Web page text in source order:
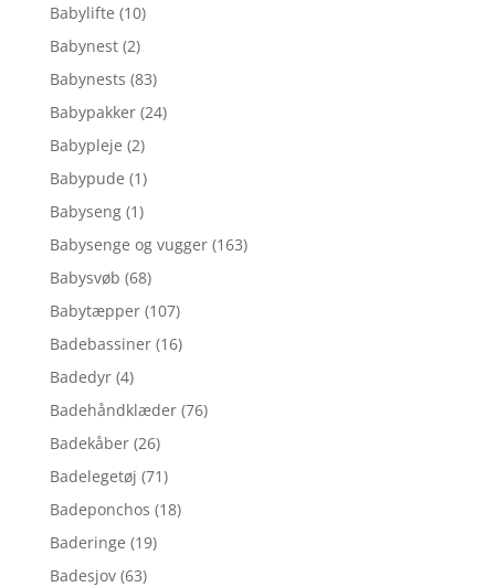
Babylifte (10)
Babynest (2)
Babynests (83)
Babypakker (24)
Babypleje (2)
Babypude (1)
Babyseng (1)
Babysenge og vugger (163)
Babysvøb (68)
Babytæpper (107)
Badebassiner (16)
Badedyr (4)
Badehåndklæder (76)
Badekåber (26)
Badelegetøj (71)
Badeponchos (18)
Baderinge (19)
Badesjov (63)